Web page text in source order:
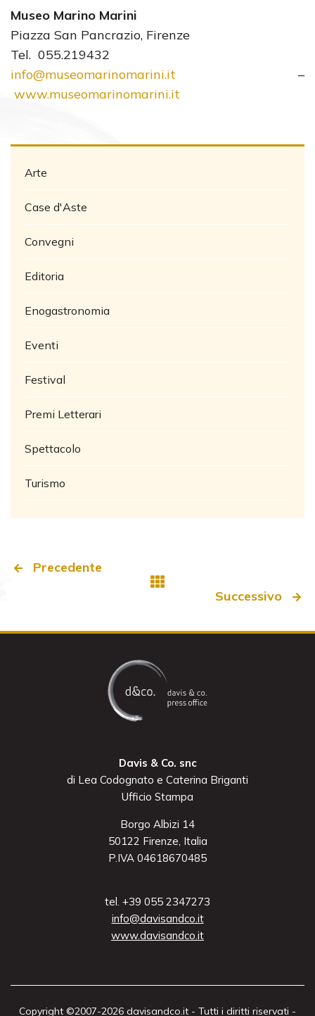
Museo Marino Marini
Piazza San Pancrazio, Firenze
Tel. 055.219432
info@museomarinomarini.it –
www.museomarinomarini.it
Arte
Case d'Aste
Convegni
Editoria
Enogastronomia
Eventi
Festival
Premi Letterari
Spettacolo
Turismo
Precedente
Successivo
Davis & Co. snc
di Lea Codognato e Caterina Briganti
Ufficio Stampa
Borgo Albizi 14
50122 Firenze, Italia
P.IVA 04618670485
tel. +39 055 2347273
info@davisandco.it
www.davisandco.it
Copyright ©2007-2026 davisandco.it - Tutti i diritti riservati -